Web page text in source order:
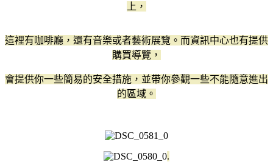
上，
這裡有咖啡廳，還有音樂或者藝術展覽。而資訊中心也有提供
購買導覽，
會提供你一些簡易的安全措施，並帶你參觀一些不能隨意進出
的區域。
.